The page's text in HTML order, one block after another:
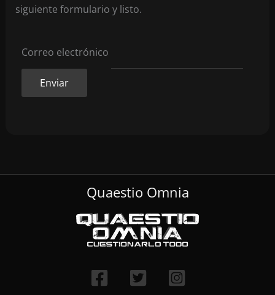
siguiente formulario y listo.
Correo electrónico
Quaestio Omnia